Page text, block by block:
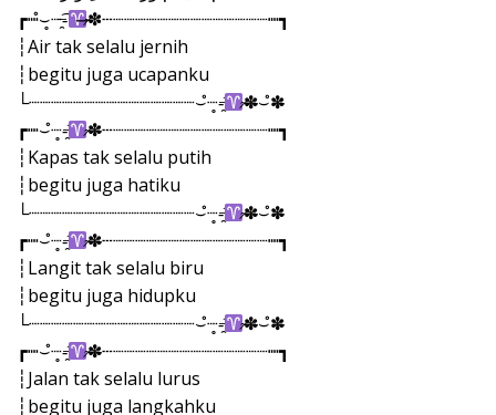
┏┉⌣̊┈̥-̶̯͡
̷̴✽̶┄┈┈┈┈┈┈┈┈┈┈┈┈┈┈┉┓
┆Air tak selalu jernih
┆begitu juga ucapanku
└┈┈┈┈┈┈┈┈┈┈┈┈┈┈┈⌣̊┈̥-̶̯͡
̷̴✽̶⌣̊✽̶
┏┉⌣̊┈̥-̶̯͡
̷̴✽̶┄┈┈┈┈┈┈┈┈┈┈┈┈┈┈┉┓
┆Kapas tak selalu putih
┆begitu juga hatiku
└┈┈┈┈┈┈┈┈┈┈┈┈┈┈┈⌣̊┈̥-̶̯͡
̷̴✽̶⌣̊✽̶
┏┉⌣̊┈̥-̶̯͡
̷̴✽̶┄┈┈┈┈┈┈┈┈┈┈┈┈┈┈┉┓
┆Langit tak selalu biru
┆begitu juga hidupku
└┈┈┈┈┈┈┈┈┈┈┈┈┈┈┈⌣̊┈̥-̶̯͡
̷̴✽̶⌣̊✽̶
┏┉⌣̊┈̥-̶̯͡
̷̴✽̶┄┈┈┈┈┈┈┈┈┈┈┈┈┈┈┉┓
┆Jalan tak selalu lurus
┆begitu juga langkahku